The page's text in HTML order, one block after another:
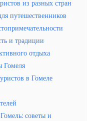
из разных стран
путешественников
и традиции
отдыха
Гомеля
в Гомеле
советы и